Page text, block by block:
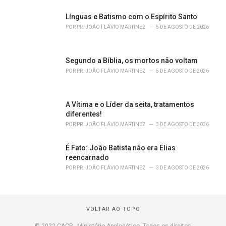
Línguas e Batismo com o Espírito Santo
POR PR. JOÃO FLÁVIO MARTINEZ 5 DE AGOSTO DE 2026
Segundo a Bíblia, os mortos não voltam
POR PR. JOÃO FLÁVIO MARTINEZ 5 DE AGOSTO DE 2026
A Vítima e o Líder da seita, tratamentos
diferentes!
POR PR. JOÃO FLÁVIO MARTINEZ 3 DE AGOSTO DE 2026
É Fato: João Batista não era Elias
reencarnado
POR PR. JOÃO FLÁVIO MARTINEZ 3 DE AGOSTO DE 2026
VOLTAR AO TOPO